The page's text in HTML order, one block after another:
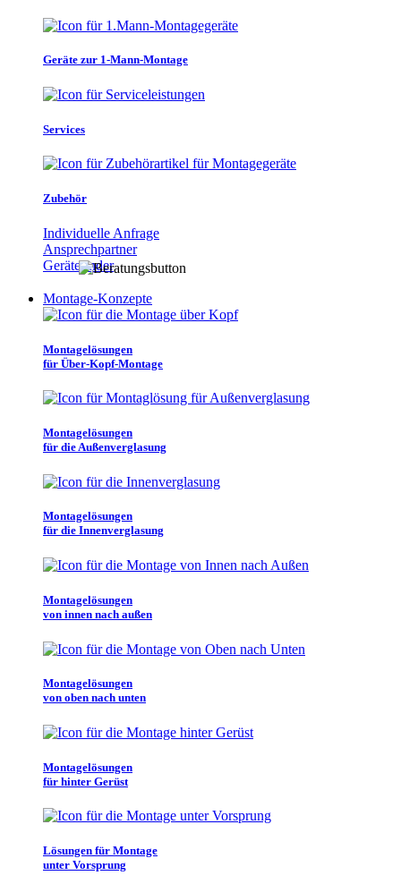
Geräte zur 1-Mann-Montage
Services
Zubehör
Individuelle Anfrage
Ansprechpartner
Gerätefinder
Montage-Konzepte
Montagelösungen
für Über-Kopf-Montage
Montagelösungen
für die Außenverglasung
Montagelösungen
für die Innenverglasung
Montagelösungen
von innen nach außen
Montagelösungen
von oben nach unten
Montagelösungen
für hinter Gerüst
Lösungen für Montage
unter Vorsprung